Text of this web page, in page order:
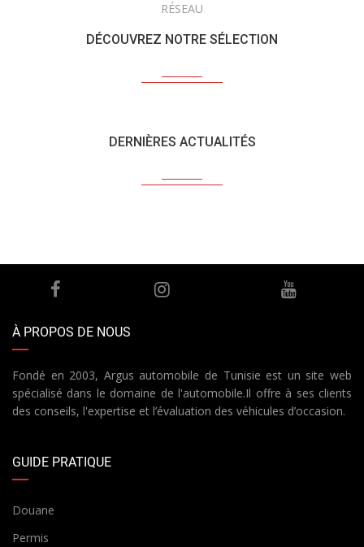
RÉSEAU
DÉCOUVREZ NOTRE SÉLECTION
DERNIÈRES ACTUALITÉS
À PROPOS DE NOUS
Fondé en 2003, Argus automobile de Tunisie est un site web
spécialisé dans le domaine de l'automobile.Il offre à ses clients
des conseils, l'expertise et l’évaluation des véhicules d’occasion.
GUIDE PRATIQUE
Douane
Permis